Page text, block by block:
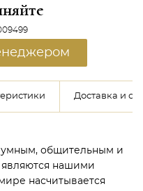
Доставка и
умным, общительным и
нашими
насчитывается